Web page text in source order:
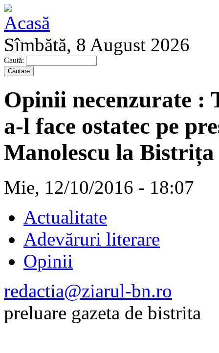
Sîmbătă, 8 August 2026
Caută:
Opinii necenzurate :
a-l face ostatec pe
Manolescu la Bistrița
Mie, 12/10/2016 - 18:07
Actualitate
Adevăruri literare
Opinii
redactia@ziarul-bn.ro
preluare gazeta de bistrita